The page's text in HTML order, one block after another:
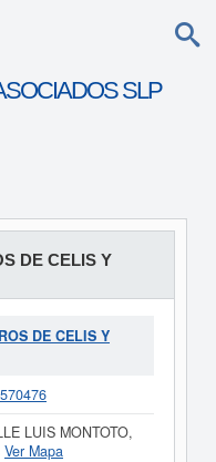
SLP
DE CELIS Y
DE CELIS Y
LUIS MONTOTO,
Ver Mapa